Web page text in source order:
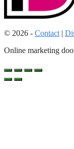
© 2026 - Contact |
Online marketing